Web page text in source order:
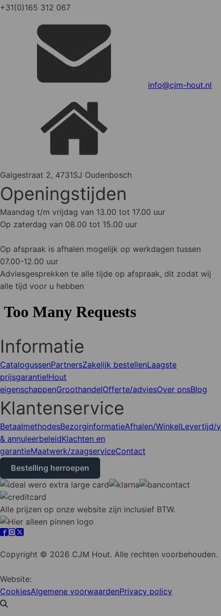
+31(0)165 312 067
info@cjm-hout.nl
Galgestraat 2, 4731SJ Oudenbosch
Openingstijden
Maandag t/m vrijdag van 13.00 tot 17.00 uur
Op zaterdag van 08.00 tot 15.00 uur
Op afspraak is afhalen mogelijk op werkdagen tussen
07.00-12.00 uur
Adviesgesprekken te alle tijde op afspraak, dit zodat wij
alle tijd voor u hebben
Informatie
CatalogussenPartnersZakelijk bestellenLaagste
prijsgarantie!Hout
eigenschappenGroothandelOfferte/adviesOver onsBlog
Klantenservice
BetaalmethodesBezorginformatieAfhalen/WinkelLevertijd/
& annuleerbeleidKlachten en
garantieMaatwerk/zaagserviceContact
Bestelling herroepen
Alle prijzen op onze website zijn inclusief BTW.
Copyright © 2026 CJM Hout. Alle rechten voorbehouden.
Website:
CookiesAlgemene voorwaardenPrivacy policy